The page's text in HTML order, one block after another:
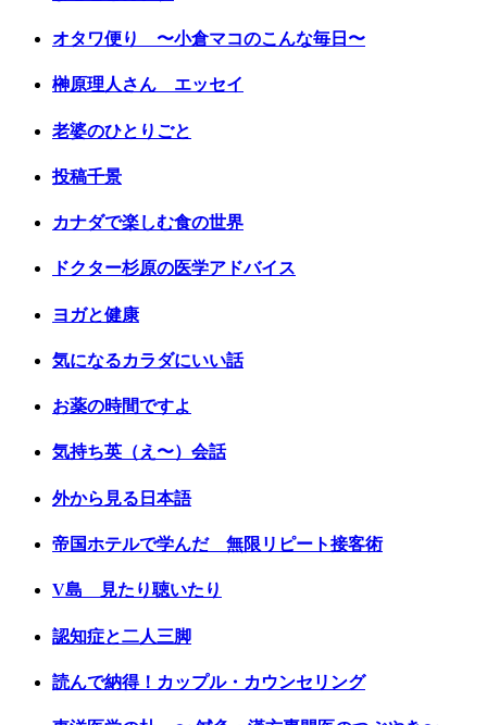
オタワ便り 〜小倉マコのこんな毎日〜
榊原理人さん エッセイ
老婆のひとりごと
投稿千景
カナダで楽しむ食の世界
ドクター杉原の医学アドバイス
ヨガと健康
気になるカラダにいい話
お薬の時間ですよ
気持ち英（え〜）会話
外から見る日本語
帝国ホテルで学んだ 無限リピート接客術
V島 見たり聴いたり
認知症と二人三脚
読んで納得！カップル・カウンセリング